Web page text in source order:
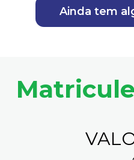
Ainda tem